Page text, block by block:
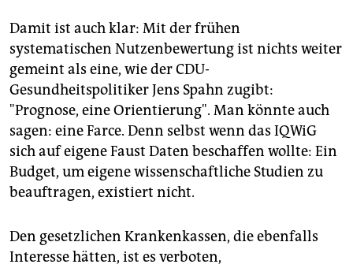
Damit ist auch klar: Mit der frühen
systematischen Nutzenbewertung ist nichts weiter
gemeint als eine, wie der CDU-
Gesundheitspolitiker Jens Spahn zugibt:
"Prognose, eine Orientierung". Man könnte auch
sagen: eine Farce. Denn selbst wenn das IQWiG
sich auf eigene Faust Daten beschaffen wollte: Ein
Budget, um eigene wissenschaftliche Studien zu
beauftragen, existiert nicht.
Den gesetzlichen Krankenkassen, die ebenfalls
Interesse hätten, ist es verboten,